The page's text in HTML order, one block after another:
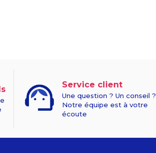
Service client
Une question ? Un conseil ?
Notre équipe est à votre
écoute